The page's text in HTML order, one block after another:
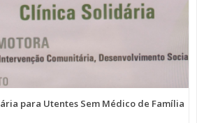
para Utentes Sem Médico de Família